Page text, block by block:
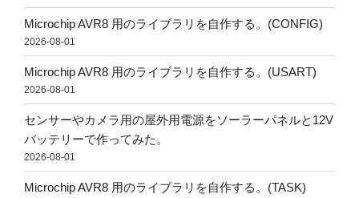
Microchip AVR8 用のライブラリを自作する。(CONFIG)
2026-08-01
Microchip AVR8 用のライブラリを自作する。(USART)
2026-08-01
センサーやカメラ用の屋外用電源をソーラーパネルと12V
バッテリーで作ってみた。
2026-08-01
Microchip AVR8 用のライブラリを自作する。(TASK)